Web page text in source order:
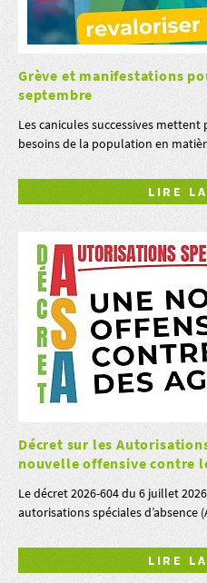
Grève et manifestations
septembre
Les canicules successives
besoins de la population en
LIRE
Décret sur les
nouvelle offensive contre
Le décret 2026-604 du 6 juillet
autorisations spéciales d’absence
LIRE